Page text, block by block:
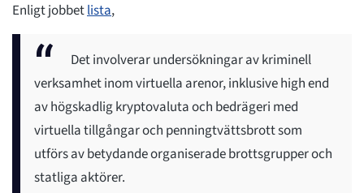
Enligt jobbetlista,
Det involverar undersökningar av kriminell
verksamhet inom virtuella arenor, inklusive high end
av högskadlig kryptovaluta och bedrägeri med
virtuella tillgångar och penningtvättsbrott som
utförs av betydande organiserade brottsgrupper och
statliga aktörer.